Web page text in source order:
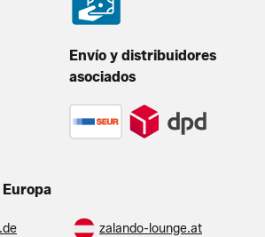
Envío y distribuidores
asociados
zalando-lounge.at